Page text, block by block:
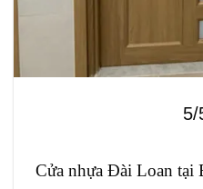
5/
Cửa nhựa Đài Loan tại